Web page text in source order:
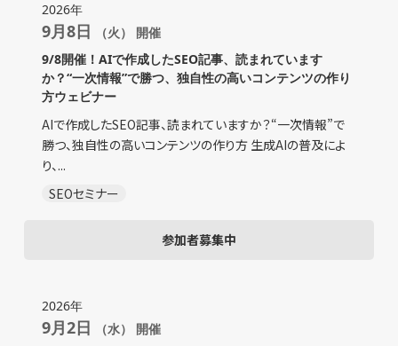
2026年
9月8日 （火） 開催
9/8開催！AIで作成したSEO記事、読まれています
か？“一次情報”で勝つ、独自性の高いコンテンツの作り
方ウェビナー
AIで作成したSEO記事、読まれていますか？“一次情報”で
勝つ、独自性の高いコンテンツの作り方 生成AIの普及によ
り、...
SEOセミナー
参加者募集中
2026年
9月2日 （水） 開催